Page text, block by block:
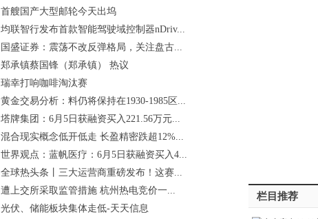
首艘国产大型邮轮今天出坞
均联智行发布首款智能驾驶域控制器nDriv...
国盛证券：震荡不改反弹格局，关注盘古...
郑承镇蔡国锋（郑承镇） 热议
瑞幸打响咖啡淘汰赛
黄金交易分析：料仍将保持在1930-1985区...
塔牌集团：6月5日获融资买入221.56万元...
混合现实概念低开低走 长盈精密跌超12%...
世界观点：蓝帆医疗：6月5日获融资买入4...
全球热头条丨三大运营商重磅发布！这赛...
遭上交所采取监管措施 杭州热电竞价一...
光伏、储能板块集体走低-天天信息
栏目推荐